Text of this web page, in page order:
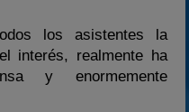
los asistentes la
interés, realmente ha
y enormemente